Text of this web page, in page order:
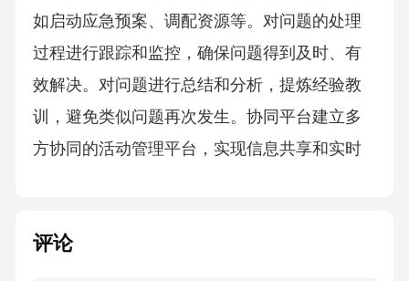
如启动应急预案、调配资源等。对问题的处理
过程进行跟踪和监控，确保问题得到及时、有
效解决。对问题进行总结和分析，提炼经验教
训，避免类似问题再次发生。协同平台建立多
方协同的活动管理平台，实现信息共享和实时
控对各方协同情况进行监控和评估，确保协同
评论